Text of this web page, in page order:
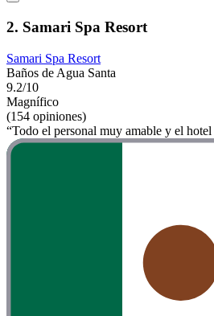
2. Samari Spa Resort
Samari Spa Resort
Baños de Agua Santa
9.2/10
Magnífico
(154 opiniones)
“Todo el personal muy amable y el